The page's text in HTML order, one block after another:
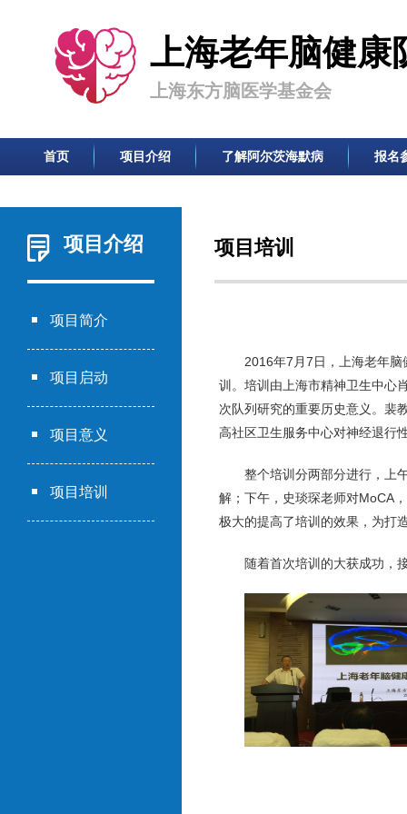
上海老年脑健康
上海东方脑医学基金会
首页 项目介绍 了解阿尔茨海默病 报名
项目介绍
项目简介
项目启动
项目意义
项目培训
项目培训
2016年7月7日，上海老年
训。培训由上海市精神卫生中心
次队列研究的重要历史意义。裴
高社区卫生服务中心对神经退行
整个培训分两部分进行，上
解；下午，史琰琛老师对MoCA
极大的提高了培训的效果，为打
随着首次培训的大获成功，